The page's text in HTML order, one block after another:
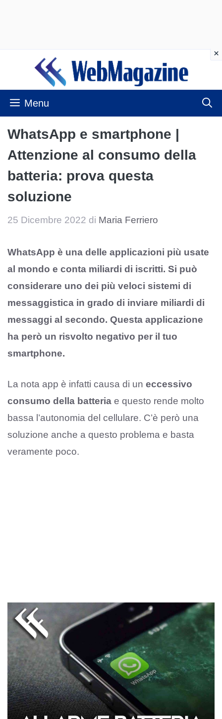
contenuto
Menu
WhatsApp e smartphone |
Attenzione al consumo della
batteria: prova questa
soluzione
25 Dicembre 2022 di Maria Ferriero
WhatsApp è una delle applicazioni più usate
al mondo e conta miliardi di iscritti. Si può
considerare uno dei più veloci sistemi di
messaggistica in grado di inviare miliardi di
messaggi al secondo. Questa applicazione
ha però un risvolto negativo per il tuo
smartphone.
La nota app è infatti causa di un eccessivo
consumo della batteria e questo rende molto
bassa l’autonomia del cellulare. C’è però una
soluzione anche a questo problema e basta
veramente poco.